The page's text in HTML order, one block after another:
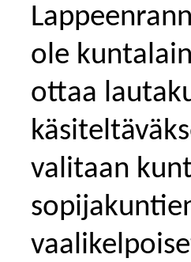
ole
ottaa
valitaan